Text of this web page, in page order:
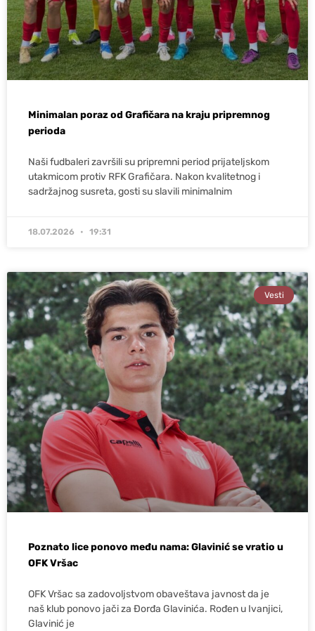
Minimalan poraz od Grafičara na kraju pripremnog
perioda
Naši fudbaleri završili su pripremni period prijateljskom
utakmicom protiv RFK Grafičara. Nakon kvalitetnog i
sadržajnog susreta, gosti su slavili minimalnim
18.07.2026 19:31
Vesti
Poznato lice ponovo među nama: Glavinić se vratio u
OFK Vršac
OFK Vršac sa zadovoljstvom obaveštava javnost da je
naš klub ponovo jači za Đorđa Glavinića. Rođen u Ivanjici,
Glavinić je